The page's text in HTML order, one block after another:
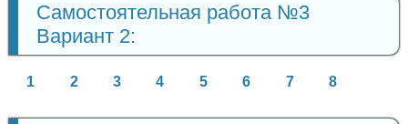
Самостоятельная работа №3
Вариант 2:
1 2 3 4 5 6 7 8